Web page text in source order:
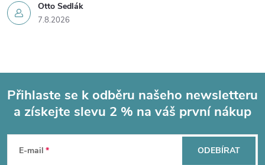
Otto Sedlák
7.8.2026
Přihlaste se k odběru našeho newsletteru
a získejte slevu 2 % na váš první nákup
E-mail ODEBÍRAT